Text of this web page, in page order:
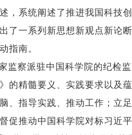
，系统阐述了推进我国科技
了一系列新思想新观点新论
指南。
监察派驻中国科学院的纪检监
的精髓要义、实践要求以及
、指导实践、推动工作； 立
促推动中国科学院对标习近